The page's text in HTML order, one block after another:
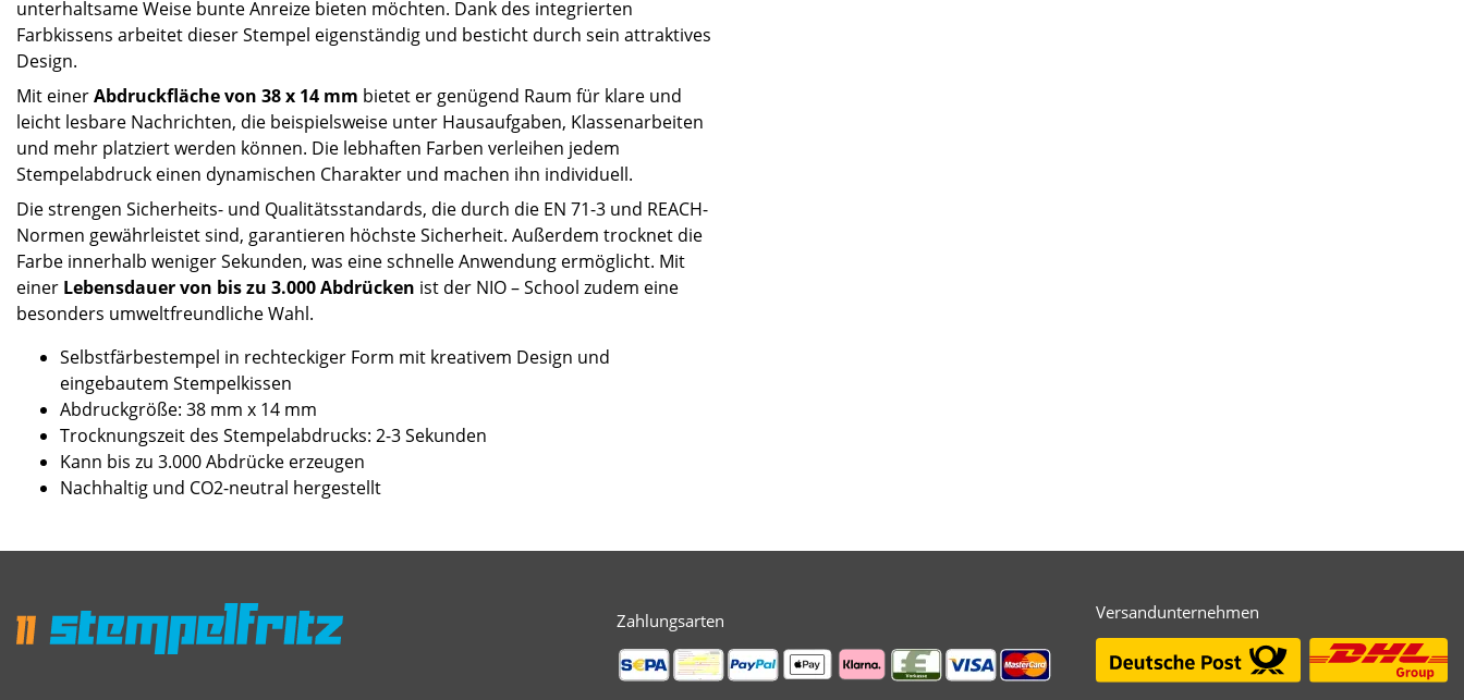
unterhaltsame Weise bunte Anreize bieten möchten. Dank des integrierten
Farbkissens arbeitet dieser Stempel eigenständig und besticht durch sein attraktives
Design.
Mit einerAbdruckfläche von 38 x 14 mm bietet er genügend Raum für klare und
leicht lesbare Nachrichten, die beispielsweise unter Hausaufgaben, Klassenarbeiten
und mehr platziert werden können. Die lebhaften Farben verleihen jedem
Stempelabdruck einen dynamischen Charakter und machen ihn individuell.
Die strengen Sicherheits- und Qualitätsstandards, die durch die EN 71-3 und REACH-
Normen gewährleistet sind, garantieren höchste Sicherheit. Außerdem trocknet die
Farbe innerhalb weniger Sekunden, was eine schnelle Anwendung ermöglicht. Mit
einer Lebensdauer von bis zu 3.000 Abdrücken ist der NIO – School zudem eine
besonders umweltfreundliche Wahl.
Selbstfärbestempel in rechteckiger Form mit kreativem Design und
eingebautem Stempelkissen
Abdruckgröße: 38 mm x 14 mm
Trocknungszeit des Stempelabdrucks: 2-3 Sekunden
Kann bis zu 3.000 Abdrücke erzeugen
Nachhaltig und CO2-neutral hergestellt
Zahlungsarten Versandunternehmen